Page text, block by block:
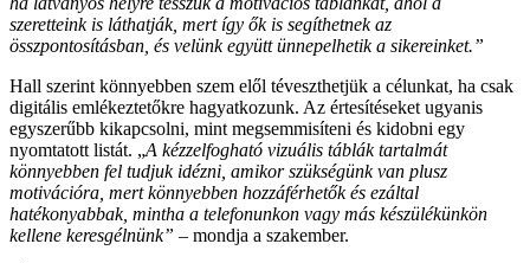
szeretteink is láthatják, mert így ők is segíthetnek az
összpontosításban, és velünk együtt ünnepelhetik a sikereinket.”
Hall szerint könnyebben szem elől téveszthetjük a célunkat, ha csak
digitális emlékeztetőkre hagyatkozunk. Az értesítéseket ugyanis
egyszerűbb kikapcsolni, mint megsemmisíteni és kidobni egy
nyomtatott listát. „A kézzelfogható vizuális táblák tartalmát
könnyebben fel tudjuk idézni, amikor szükségünk van plusz
motivációra, mert könnyebben hozzáférhetők és ezáltal
hatékonyabbak, mintha a telefonunkon vagy más készülékünkön
kellene keresgélnünk” – mondja a szakember.